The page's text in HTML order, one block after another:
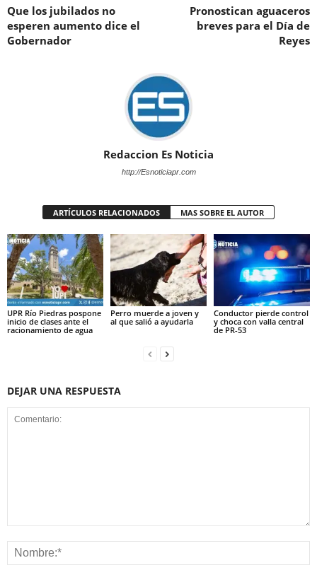
Que los jubilados no
esperen aumento dice el
Gobernador
Pronostican aguaceros
breves para el Día de
Reyes
Redaccion Es Noticia
http://Esnoticiapr.com
ARTÍCULOS RELACIONADOS MAS SOBRE EL AUTOR
UPR Río Piedras pospone
inicio de clases ante el
racionamiento de agua
Perro muerde a joven y
al que salió a ayudarla
Conductor pierde control
y choca con valla central
de PR-53
DEJAR UNA RESPUESTA